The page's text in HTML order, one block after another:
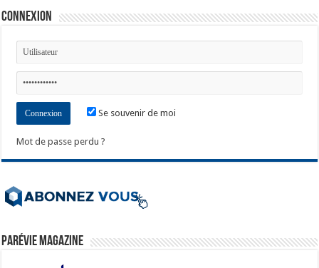
Connexion
Se souvenir de moi
Mot de passe perdu ?
ParéVie Magazine